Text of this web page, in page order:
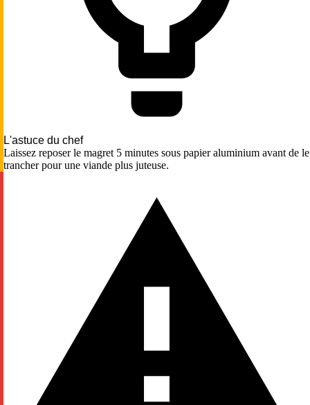
L'astuce du chef
Laissez reposer le magret 5 minutes sous papier aluminium avant de le
trancher pour une viande plus juteuse.